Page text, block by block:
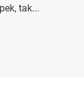
tak...